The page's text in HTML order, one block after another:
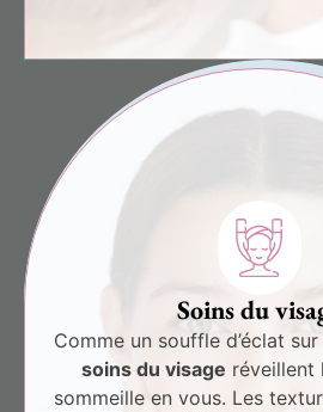
Soins du
Comme un souffle d’éclat
soins du visage réveillent
sommeille en vous. Les